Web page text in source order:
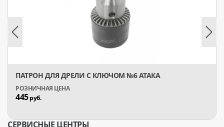
ПАТРОН ДЛЯ ДРЕЛИ C КЛЮЧОМ №6 АТАКА
445руб.
СЕРВИСНЫЕ ЦЕНТРЫ